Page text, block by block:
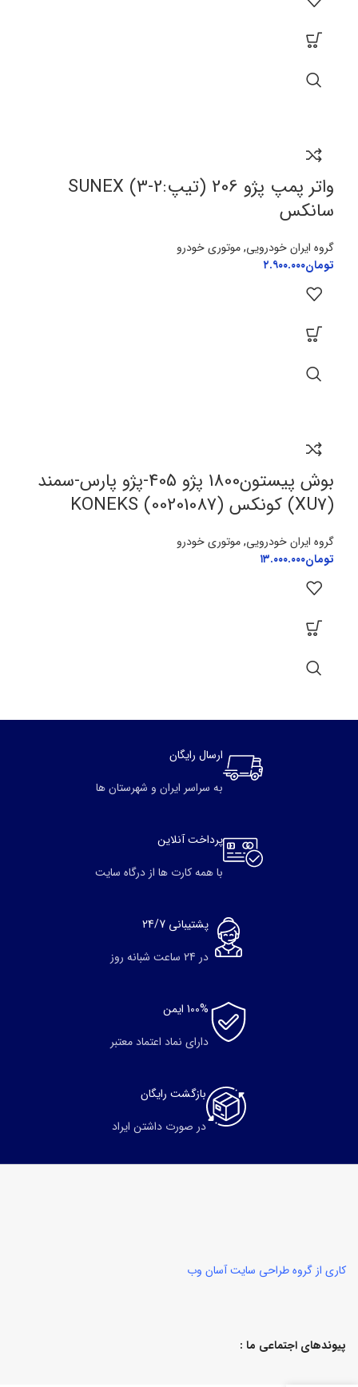
واتر پمپ پژو 206 (تیپ:2-3) SUNEX
سانکس
گروه ایران خودرویی,موتوری خودرو
تومان۲.۹۰۰.۰۰۰
بوش پیستون1800 پژو 405-پژو پارس-سمند
(XU7) کونکس KONEKS (00201087)
گروه ایران خودرویی,موتوری خودرو
تومان۱۳.۰۰۰.۰۰۰
ارسال رایگان
به سراسر ایران و شهرستان ها
پرداخت آنلاین
با همه کارت ها از درگاه سایت
پشتیبانی 24/7
در 24 ساعت شبانه روز
100% ایمن
دارای نماد اعتماد معتبر
بازگشت رایگان
در صورت داشتن ایراد
کاری از گروه طراحی سایت آسان وب
پیوندهای اجتماعی ما :